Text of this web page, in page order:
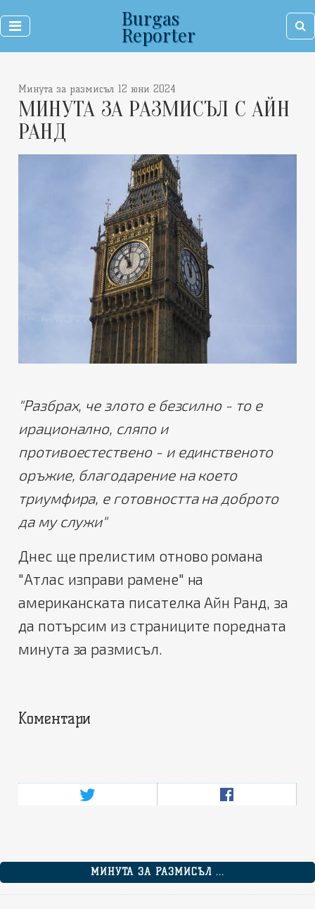
Burgas
Reporter
Минута за размисъл 12 юни 2024
МИНУТА ЗА РАЗМИСЪЛ С АЙН
РАНД
"Разбрах, че злото е безсилно - то е
ирационално, сляпо и
противоестествено - и единственото
оръжие, благодарение на което
триумфира, е готовността на доброто
да му служи"
Днес ще прелистим отново романа
"Атлас изправи рамене" на
американската писателка Айн Ранд, за
да потърсим из страниците поредната
минута за размисъл.
Коментари
МИНУТА ЗА РАЗМИСЪЛ ...